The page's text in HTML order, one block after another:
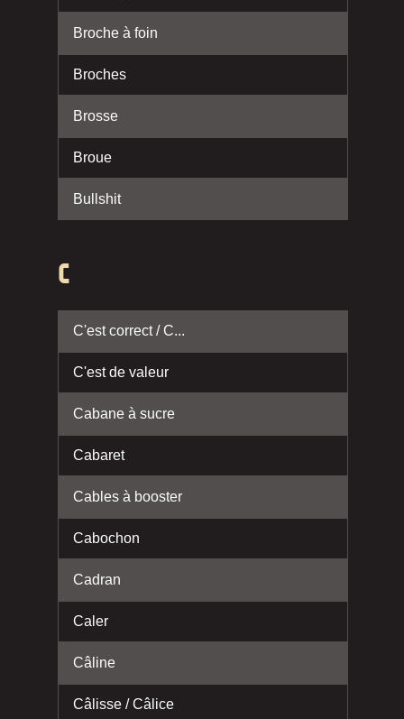
Broche à foin
Broches
Brosse
Broue
Bullshit
C
C'est correct / C...
C'est de valeur
Cabane à sucre
Cabaret
Cables à booster
Cabochon
Cadran
Caler
Câline
Câlisse / Câlice